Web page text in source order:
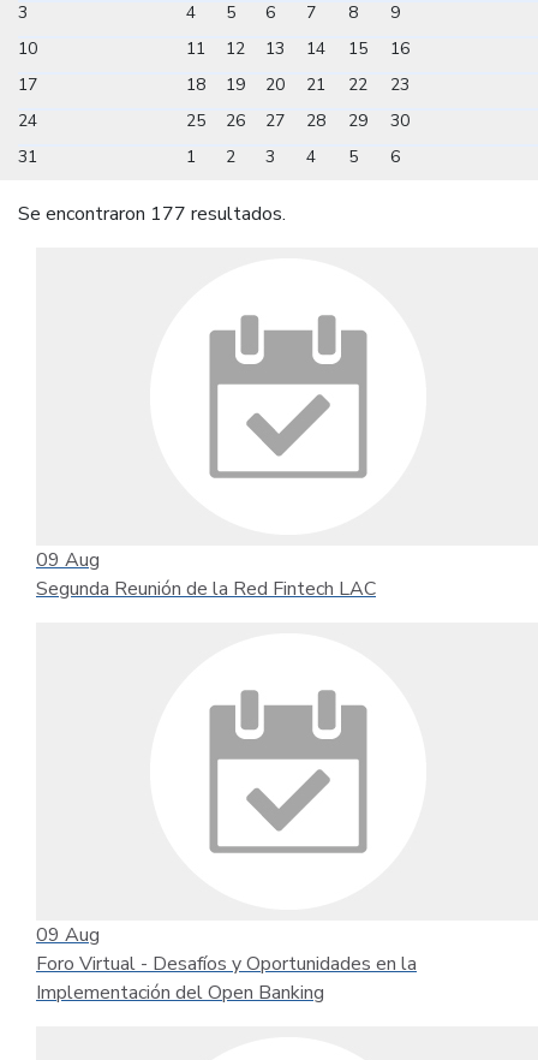
3
4 5 6 7 8
9
10
11 12 13 14 15
16
17
18 19 20 21 22
23
24
25 26 27 28 29
30
31
1 2 3 4 5 6
Se encontraron 177 resultados.
09 Aug
Segunda Reunión de la Red Fintech LAC
09 Aug
Foro Virtual - Desafíos y Oportunidades en la
Implementación del Open Banking